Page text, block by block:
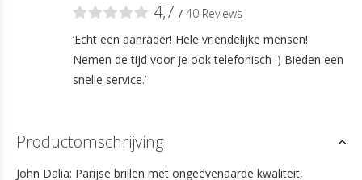
4,7 / 40 Reviews
‘Echt een aanrader! Hele vriendelijke mensen!
Nemen de tijd voor je ook telefonisch :) Bieden een
snelle service.’
Productomschrijving
John Dalia: Parijse brillen met ongeëvenaarde kwaliteit,